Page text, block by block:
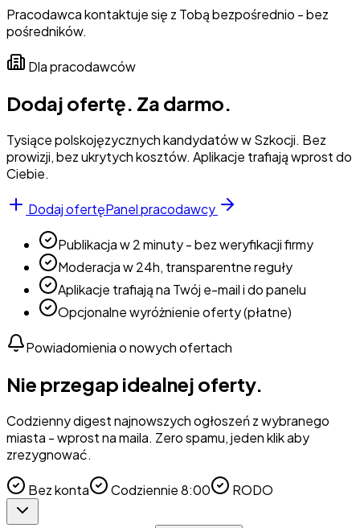
Pracodawca kontaktuje się z Tobą bezpośrednio - bez
pośredników.
Dla pracodawców
Dodaj ofertę. Za darmo.
Tysiące polskojęzycznych kandydatów w Szkocji. Bez
prowizji, bez ukrytych kosztów. Aplikacje trafiają wprost do
Ciebie.
Dodaj ofertęPanel pracodawcy
Publikacja w 2 minuty - bez weryfikacji firmy
Moderacja w 24h, transparentne reguły
Aplikacje trafiają na Twój e-mail i do panelu
Opcjonalne wyróżnienie oferty (płatne)
Powiadomienia o nowych ofertach
Nie przegap idealnej oferty.
Codzienny digest najnowszych ogłoszeń z wybranego
miasta - wprost na maila. Zero spamu, jeden klik aby
zrezygnować.
Bez konta Codziennie 8:00 RODO